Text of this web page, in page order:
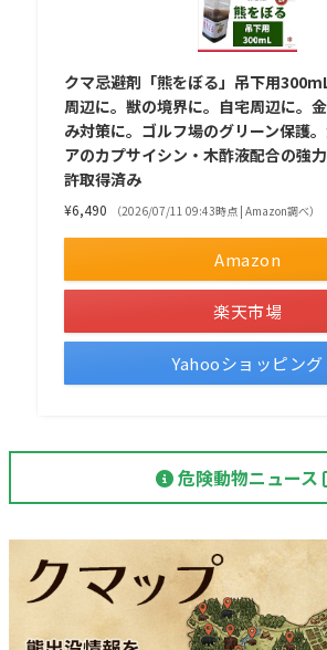
クマ忌避剤「熊をぼる」吊下用
周辺に。獣の境界に。自宅周辺に。
み対策に。ゴルフ場のグリーン保護
アのカプサイシン・木酢液配合の強
許取得済み
¥6,490 （2026/07/11 09:43時点 | Amazon調べ）
Amazon
楽天市場
Yahooショッピング
危険動物ニュース